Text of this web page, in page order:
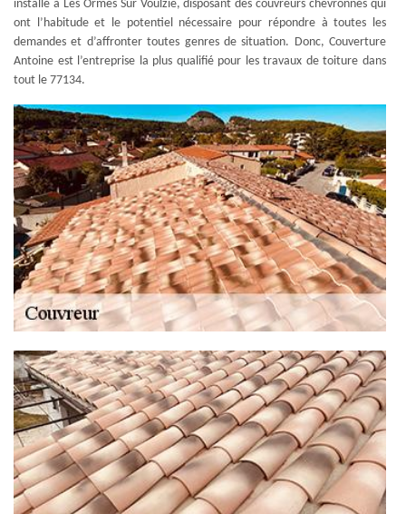
installé à Les Ormes Sur Voulzie, disposant des couvreurs chevronnés qui
ont l’habitude et le potentiel nécessaire pour répondre à toutes les
demandes et d’affronter toutes genres de situation. Donc, Couverture
Antoine est l’entreprise la plus qualifié pour les travaux de toiture dans
tout le 77134.